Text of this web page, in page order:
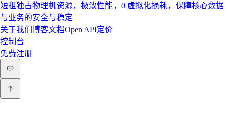
短租独占物理机资源，极致性能，0 虚拟化损耗，保障核心数据
与业务的安全与稳定
关于我们 博客文档Open API定价
控制台
免费注册